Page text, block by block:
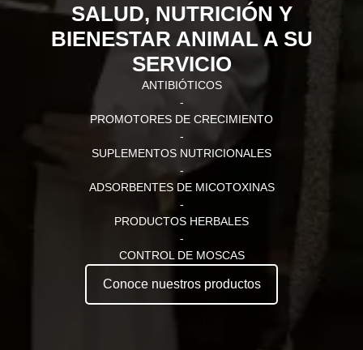
SALUD, NUTRICIÓN Y
BIENESTAR ANIMAL A SU
SERVICIO
ANTIBIÓTICOS
-
PROMOTORES DE CRECIMIENTO
-
SUPLEMENTOS NUTRICIONALES
-
ADSORBENTES DE MICOTOXINAS
-
PRODUCTOS HERBALES
-
CONTROL DE MOSCAS
Conoce nuestros productos